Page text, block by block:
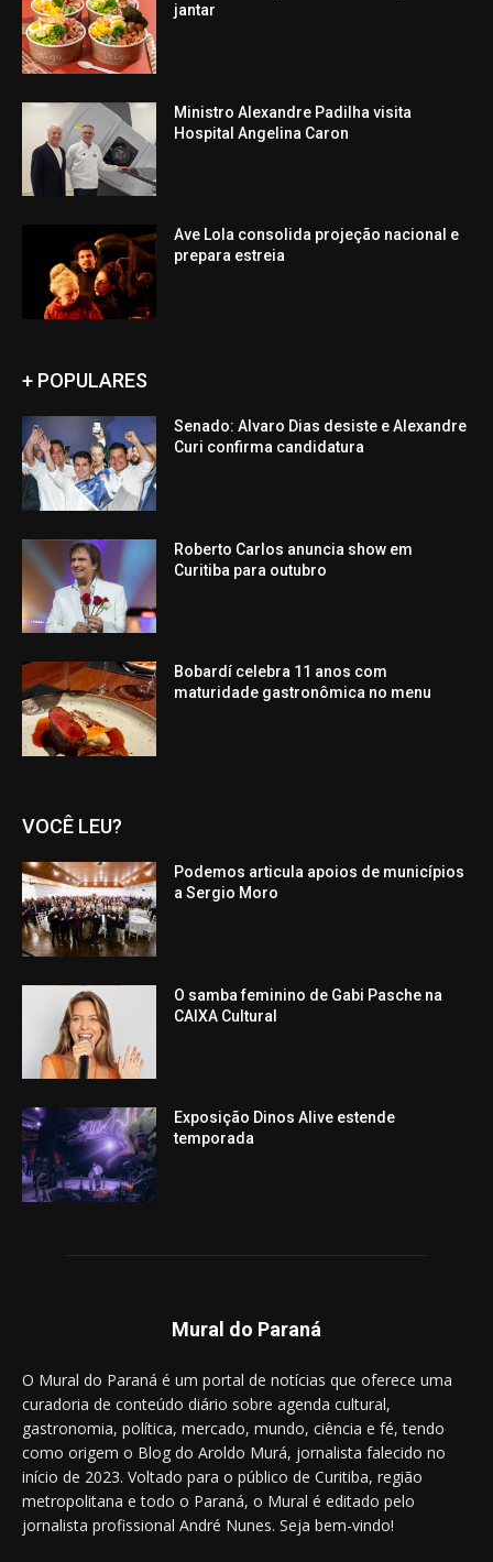
jantar
Ministro Alexandre Padilha visita
Hospital Angelina Caron
Ave Lola consolida projeção nacional e
prepara estreia
+ POPULARES
Senado: Alvaro Dias desiste e Alexandre
Curi confirma candidatura
Roberto Carlos anuncia show em
Curitiba para outubro
Bobardí celebra 11 anos com
maturidade gastronômica no menu
VOCÊ LEU?
Podemos articula apoios de municípios
a Sergio Moro
O samba feminino de Gabi Pasche na
CAIXA Cultural
Exposição Dinos Alive estende
temporada
Mural do Paraná
O Mural do Paraná é um portal de notícias que oferece uma
curadoria de conteúdo diário sobre agenda cultural,
gastronomia, política, mercado, mundo, ciência e fé, tendo
como origem o Blog do Aroldo Murá, jornalista falecido no
início de 2023. Voltado para o público de Curitiba, região
metropolitana e todo o Paraná, o Mural é editado pelo
jornalista profissional André Nunes. Seja bem-vindo!